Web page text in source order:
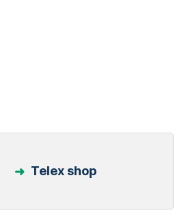
Telex shop